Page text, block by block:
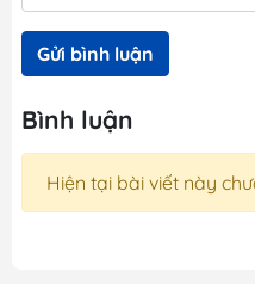
Gửi bình luận
Bình luận
Hiện tại bài viết này